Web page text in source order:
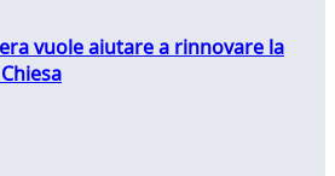
vuole aiutare a rinnovare la